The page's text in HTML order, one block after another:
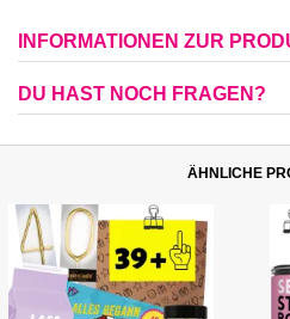
INFORMATIONEN ZUR
DU HAST NOCH FRAGEN?
ÄHNLICHE